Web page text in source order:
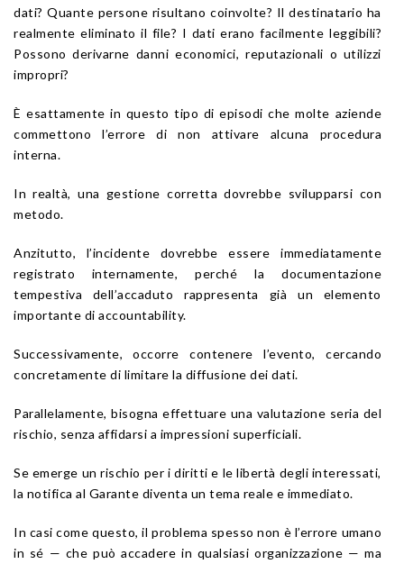
dati? Quante persone risultano coinvolte? Il destinatario ha
realmente eliminato il file? I dati erano facilmente leggibili?
Possono derivarne danni economici, reputazionali o utilizzi
impropri?
È esattamente in questo tipo di episodi che molte aziende
commettono l’errore di non attivare alcuna procedura
interna.
In realtà, una gestione corretta dovrebbe svilupparsi con
metodo.
Anzitutto, l’incidente dovrebbe essere immediatamente
registrato internamente, perché la documentazione
tempestiva dell’accaduto rappresenta già un elemento
importante di accountability.
Successivamente, occorre contenere l’evento, cercando
concretamente di limitare la diffusione dei dati.
Parallelamente, bisogna effettuare una valutazione seria del
rischio, senza affidarsi a impressioni superficiali.
Se emerge un rischio per i diritti e le libertà degli interessati,
la notifica al Garante diventa un tema reale e immediato.
In casi come questo, il problema spesso non è l’errore umano
in sé — che può accadere in qualsiasi organizzazione — ma